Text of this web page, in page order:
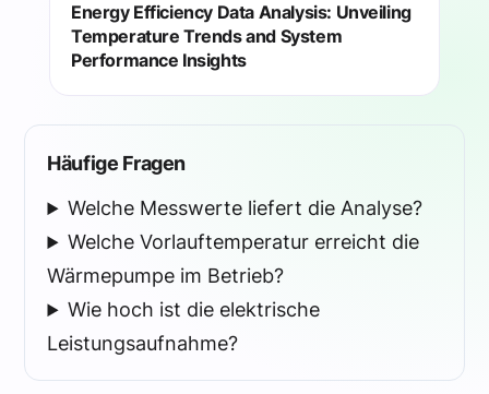
Energy Efficiency Data Analysis: Unveiling
Temperature Trends and System
Performance Insights
Häufige Fragen
Welche Messwerte liefert die Analyse?
Welche Vorlauftemperatur erreicht die
Wärmepumpe im Betrieb?
Wie hoch ist die elektrische
Leistungsaufnahme?